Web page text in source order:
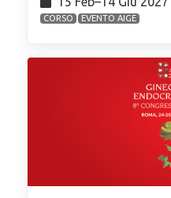
CORSO EVENTO AIGE